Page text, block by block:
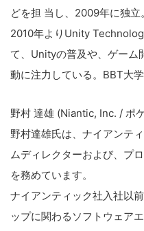
どを担 当し、2009年に独立。
2010年よりUnity
て、Unityの普及や、ゲーム
動に注力している。BBT大学
野村 達雄 (Niantic, Inc. / ポ
野村達雄氏は、ナイアンテ
ムディレクターおよび、プ
を務めています。
ナイアンティック社入社以
ップに関わるソフトウェア